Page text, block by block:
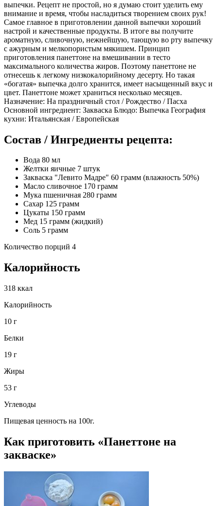
выпечки. Рецепт не простой, но я думаю стоит уделить ему
внимание и время, чтобы насладиться творением своих рук!
Самое главное в приготовлении данной выпечки хороший
настрой и качественные продукты. В итоге вы получите
ароматную, сливочную, нежнейшую, тающую во рту выпечку
с ажурным и мелкопористым мякишем. Принцип
приготовления панеттоне на вмешивании в тесто
максимального количества жиров. Поэтому панеттоне не
отнесешь к легкому низкокалорийному десерту. Но такая
«богатая» выпечка долго хранится, имеет насыщенный вкус и
цвет. Панеттоне может храниться несколько месяцев.
Назначение: На праздничный стол / Рождество / Пасха
Основной ингредиент: Закваска Блюдо: Выпечка География
кухни: Итальянская / Европейская
Состав / Ингредиенты рецепта:
Вода 80 мл
Желтки яичные 7 штук
Закваска "Левито Мадре" 60 грамм (влажность 50%)
Масло сливочное 170 грамм
Мука пшеничная 280 грамм
Сахар 125 грамм
Цукаты 150 грамм
Мед 15 грамм (жидкий)
Соль 5 грамм
Количество порций 4
Калорийность
318 ккал
Калорийность
10 г
Белки
19 г
Жиры
53 г
Углеводы
Пищевая ценность на 100г.
Как приготовить «Панеттоне на
закваске»